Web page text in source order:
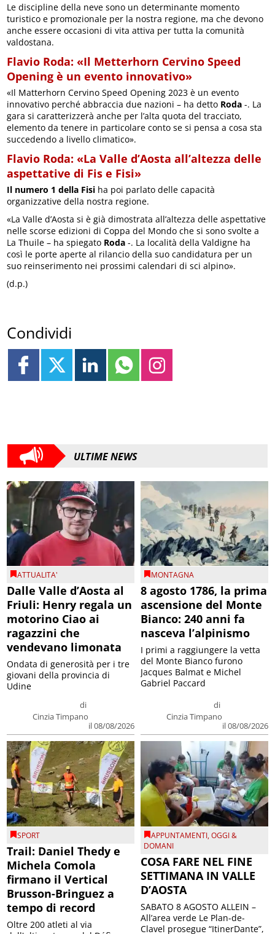
Le discipline della neve sono un determinante momento
turistico e promozionale per la nostra regione, ma che devono
anche essere occasioni di vita attiva per tutta la comunità
valdostana.
Flavio Roda: «Il Metterhorn Cervino Speed
Opening è un evento innovativo»
«Il Matterhorn Cervino Speed Opening 2023 è un evento
innovativo perché abbraccia due nazioni – ha detto Roda -. La
gara si caratterizzerà anche per l’alta quota del tracciato,
elemento da tenere in particolare conto se si pensa a cosa sta
succedendo a livello climatico».
Flavio Roda: «La Valle d’Aosta all’altezza delle
aspettative di Fis e Fisi»
Il numero 1 della Fisi ha poi parlato delle capacità
organizzative della nostra regione.
«La Valle d’Aosta si è già dimostrata all’altezza delle aspettative
nelle scorse edizioni di Coppa del Mondo che si sono svolte a
La Thuile – ha spiegato Roda -. La località della Valdigne ha
così le porte aperte al rilancio della suo candidatura per un
suo reinserimento nei prossimi calendari di sci alpino».
(d.p.)
Condividi
ULTIME NEWS
ATTUALITA'
Dalle Valle d’Aosta al
Friuli: Henry regala un
motorino Ciao ai
ragazzini che
vendevano limonata
di
Cinzia Timpano
il 08/08/2026
Ondata di generosità per i tre
giovani della provincia di
Udine
MONTAGNA
8 agosto 1786, la prima
ascensione del Monte
Bianco: 240 anni fa
nasceva l’alpinismo
di
Cinzia Timpano
il 08/08/2026
I primi a raggiungere la vetta
del Monte Bianco furono
Jacques Balmat e Michel
Gabriel Paccard
SPORT
Trail: Daniel Thedy e
Michela Comola
firmano il Vertical
Brusson-Bringuez a
tempo di record
Oltre 200 atleti al via
APPUNTAMENTI,OGGI &
DOMANI
COSA FARE NEL FINE
SETTIMANA IN VALLE
D’AOSTA
SABATO 8 AGOSTO ALLEIN –
All’area verde Le Plan-de-
Clavel prosegue “ItinerDante”,